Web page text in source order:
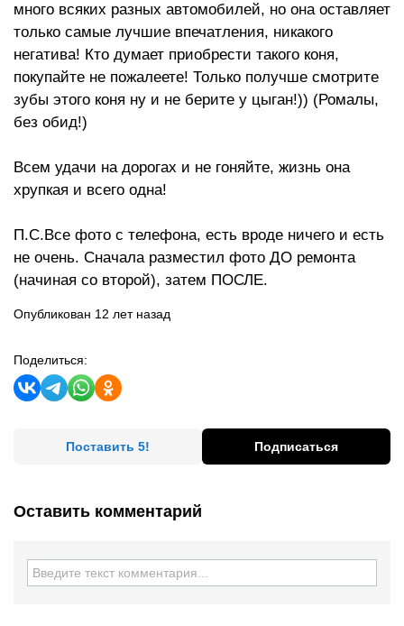
много всяких разных автомобилей, но она оставляет
только самые лучшие впечатления, никакого
негатива! Кто думает приобрести такого коня,
покупайте не пожалеете! Только получше смотрите
зубы этого коня ну и не берите у цыган!)) (Ромалы,
без обид!)
Всем удачи на дорогах и не гоняйте, жизнь она
хрупкая и всего одна!
П.С.Все фото с телефона, есть вроде ничего и есть
не очень. Сначала разместил фото ДО ремонта
(начиная со второй), затем ПОСЛЕ.
Опубликован 12 лет назад
Поделиться:
Поставить 5! Подписаться
Оставить комментарий